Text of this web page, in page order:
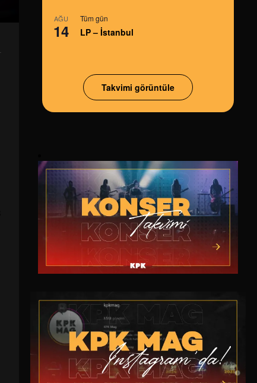
AĞU
14
Tüm gün
LP – İstanbul
Takvimi görüntüle